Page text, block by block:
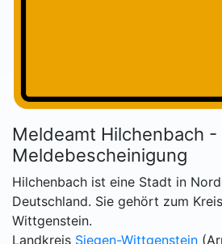
Meldeamt Hilchenbach -
Meldebescheinigung
Hilchenbach ist eine Stadt in
Deutschland. Sie gehört zum
Wittgenstein.
Landkreis Siegen-Wittgenstein